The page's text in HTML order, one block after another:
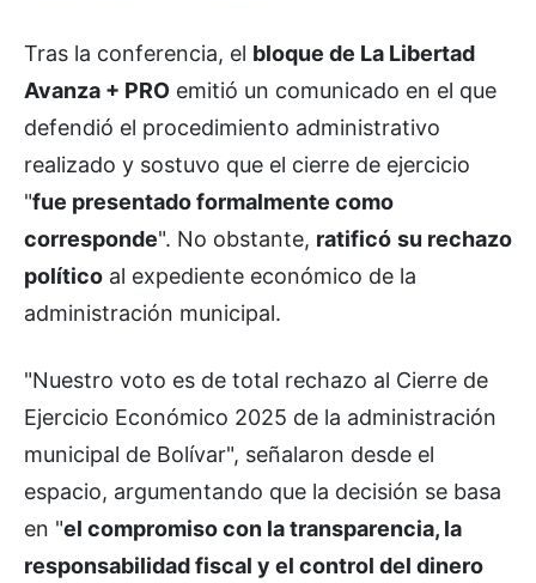
Tras la conferencia, el bloque de La Libertad
Avanza + PRO emitió un comunicado en el que
defendió el procedimiento administrativo
realizado y sostuvo que el cierre de ejercicio
"fue presentado formalmente como
corresponde". No obstante, ratificó su rechazo
político al expediente económico de la
administración municipal.
"Nuestro voto es de total rechazo al Cierre de
Ejercicio Económico 2025 de la administración
municipal de Bolívar", señalaron desde el
espacio, argumentando que la decisión se basa
en "el compromiso con la transparencia, la
responsabilidad fiscal y el control del dinero